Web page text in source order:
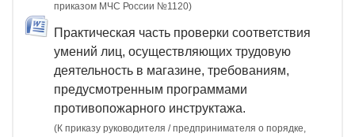
приказом МЧС России №1120)
Практическая часть проверки соответствия
умений лиц, осуществляющих трудовую
деятельность в магазине, требованиям,
предусмотренным программами
противопожарного инструктажа.
(К приказу руководителя / предпринимателя о порядке,